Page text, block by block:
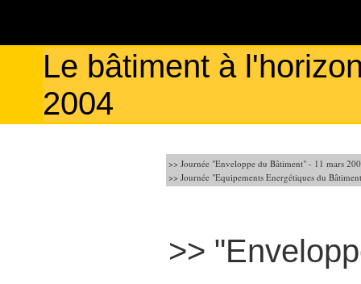
Le bâtiment à
2004
>> Journée "Enveloppe du Bâtiment" - 11 mars
>> Journée "Equipements Energétiques du
>>